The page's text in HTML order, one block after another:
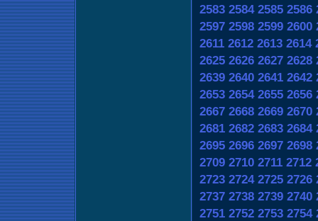
2583 2584 2585 2586
2597 2598 2599 2600
2611 2612 2613 2614
2625 2626 2627 2628
2639 2640 2641 2642
2653 2654 2655 2656
2667 2668 2669 2670
2681 2682 2683 2684
2695 2696 2697 2698
2709 2710 2711 2712
2723 2724 2725 2726
2737 2738 2739 2740
2751 2752 2753 2754